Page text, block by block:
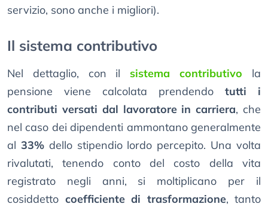
servizio, sono anche i migliori).
Il sistema contributivo
Nel dettaglio, con il sistema contributivo la
pensione viene calcolata prendendo tutti i
contributi versati dal lavoratore in carriera, che
nel caso dei dipendenti ammontano generalmente
al 33%dello stipendio lordo percepito. Una volta
rivalutati, tenendo conto del costo della vita
registrato negli anni, si moltiplicano per il
cosiddetto coefficiente di trasformazione, tanto